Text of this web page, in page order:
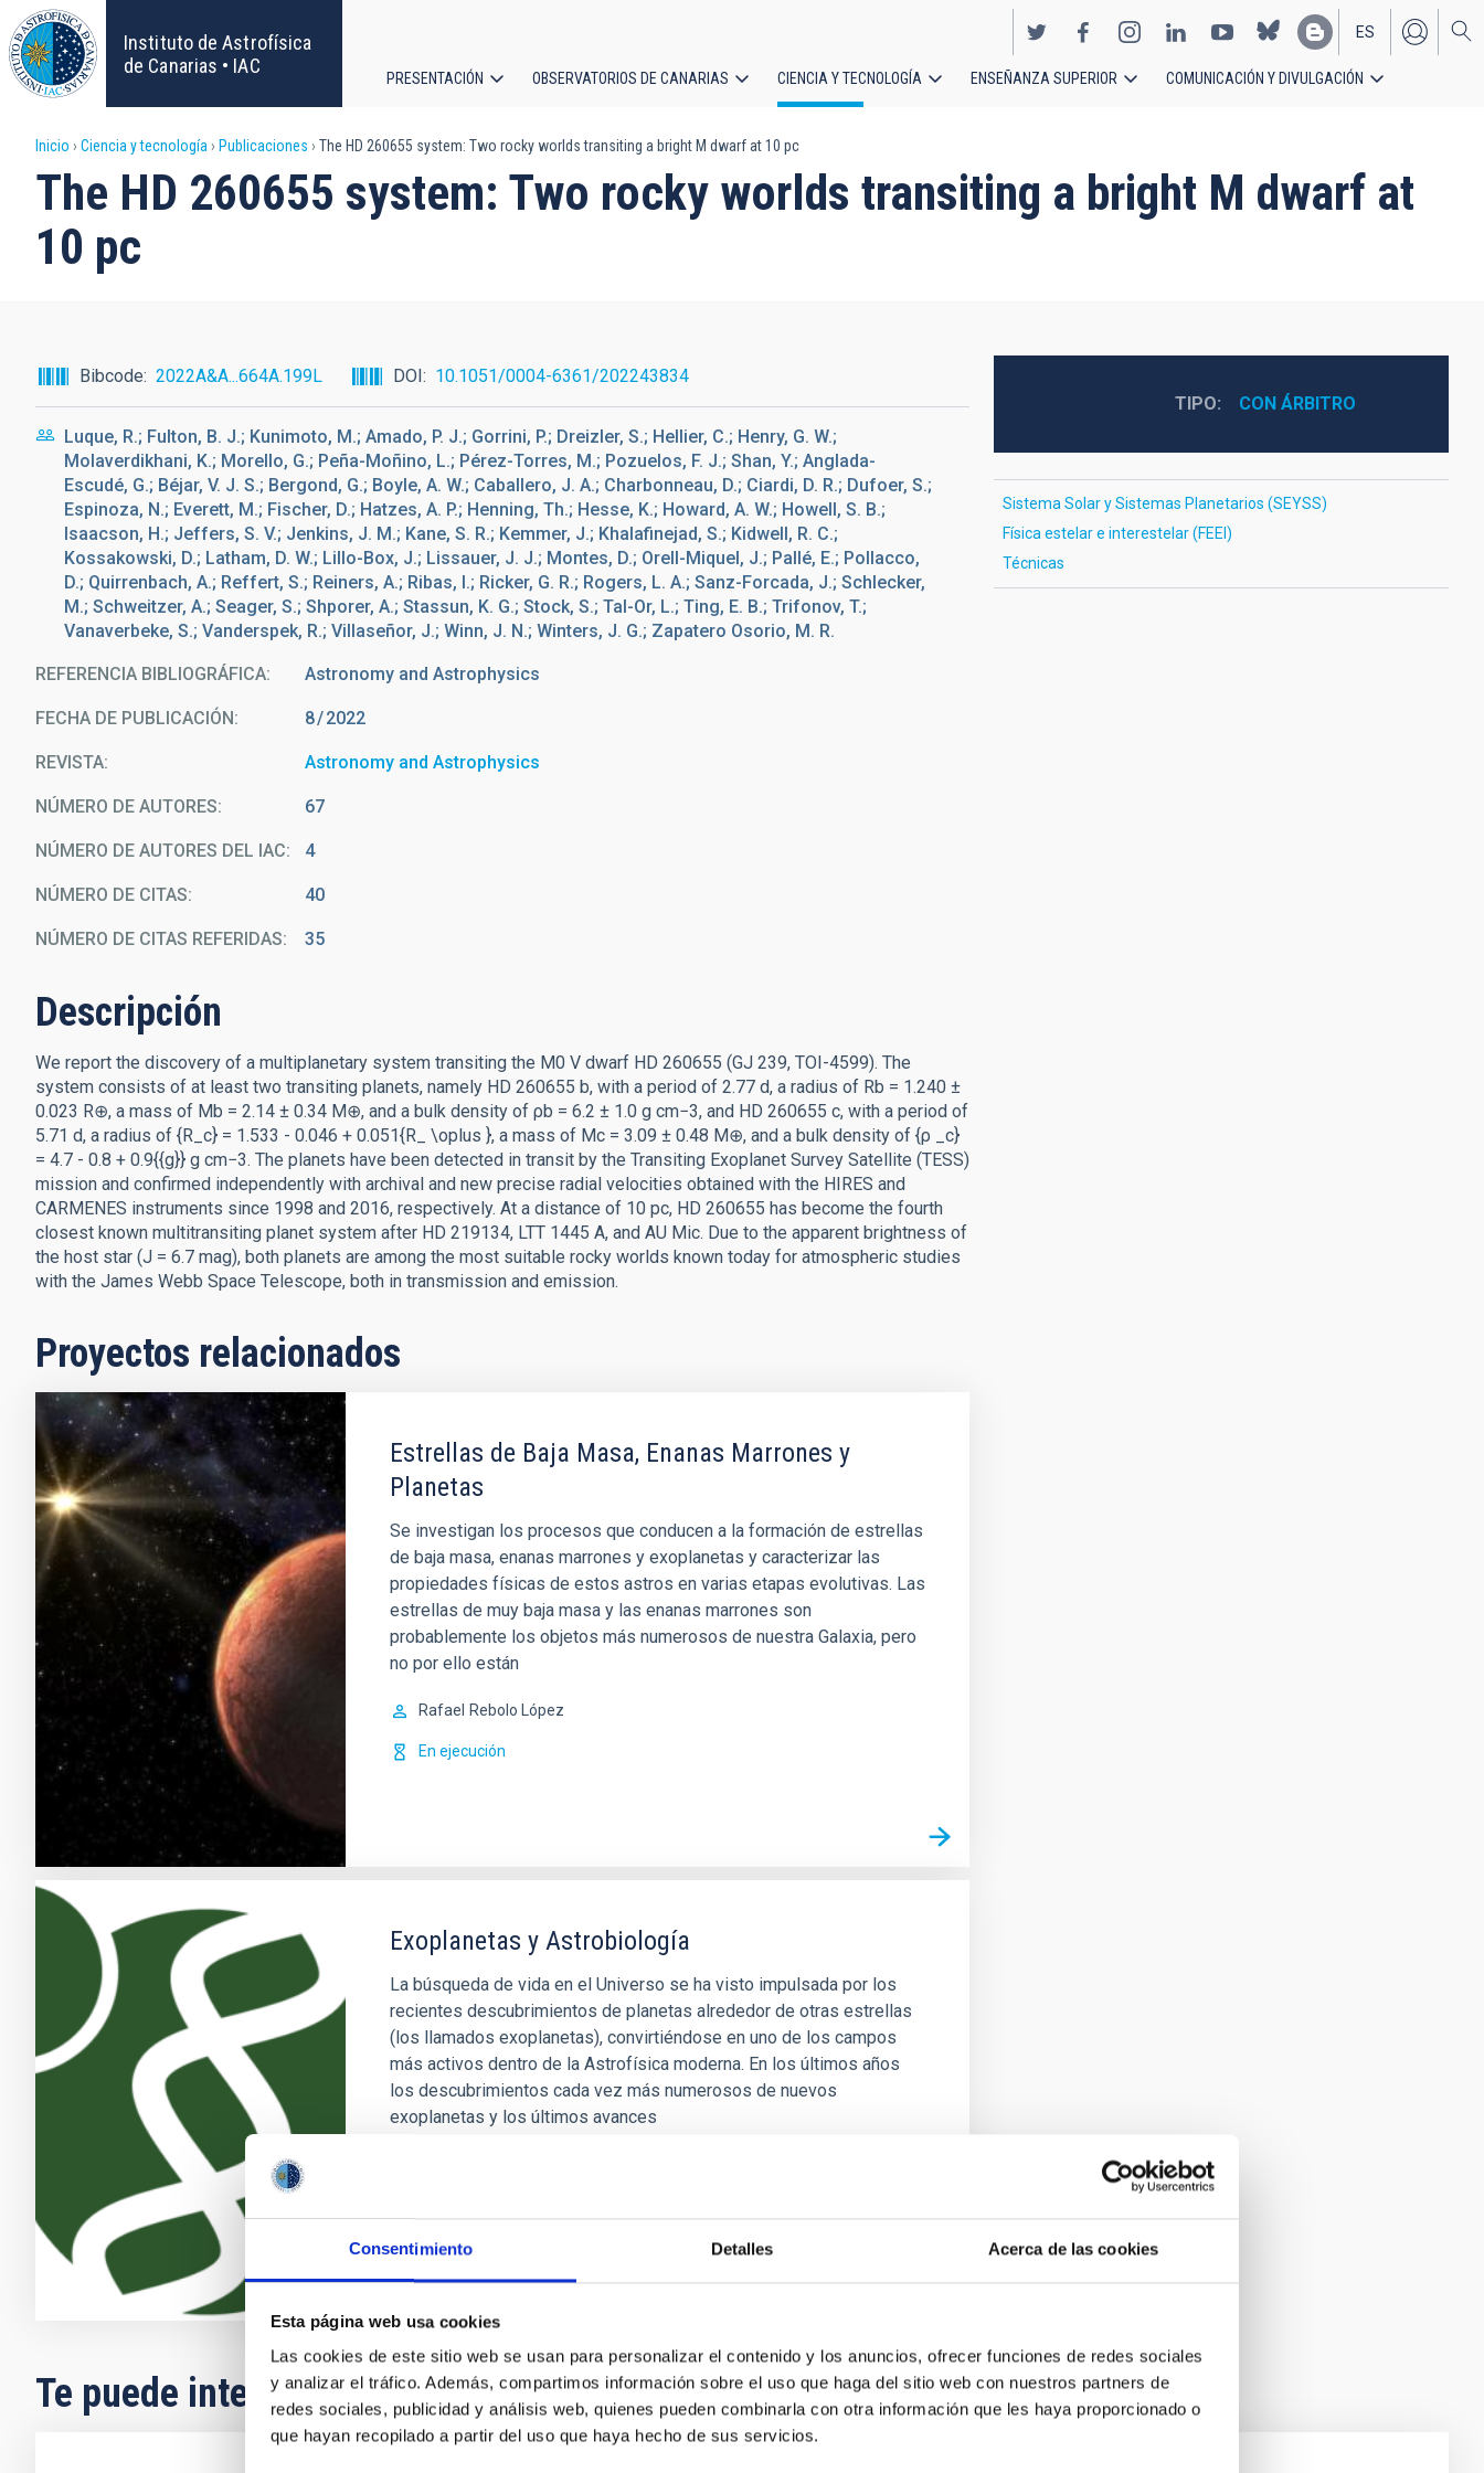
Consentimiento Detalles Acerca de las cookies
Esta página web usa cookies
Las cookies de este sitio web se usan para personalizar el contenido y los anuncios, ofrecer funciones de redes sociales
y analizar el tráfico. Además, compartimos información sobre el uso que haga del sitio web con nuestros partners de
redes sociales, publicidad y análisis web, quienes pueden combinarla con otra información que les haya proporcionado o
que hayan recopilado a partir del uso que haya hecho de sus servicios.
Pasar
al
contenido
principal
Instituto de Astrofísica
de Canarias • IAC
EN
ES
principal
PRESENTACIÓN OBSERVATORIOS DE CANARIAS CIENCIA Y TECNOLOGÍA ENSEÑANZA SUPERIOR COMUNICACIÓN Y DIVULGACIÓN
Sobrescribir
enlaces
de
a
la
navegación
Inicio Ciencia y tecnología Publicaciones The HD 260655 system: Two rocky worlds transiting a bright M dwarf at 10 pc
The HD 260655 system: Two rocky worlds transiting a bright M dwarf at
10 pc
Bibcode 2022A&A...664A.199L DOI 10.1051/0004-6361/202243834
Luque, R.; Fulton, B. J.; Kunimoto, M.; Amado, P. J.; Gorrini, P.; Dreizler, S.; Hellier, C.; Henry, G. W.;
Molaverdikhani, K.; Morello, G.; Peña-Moñino, L.; Pérez-Torres, M.; Pozuelos, F. J.; Shan, Y.; Anglada-
Escudé, G.; Béjar, V. J. S.; Bergond, G.; Boyle, A. W.; Caballero, J. A.; Charbonneau, D.; Ciardi, D. R.; Dufoer, S.;
Espinoza, N.; Everett, M.; Fischer, D.; Hatzes, A. P.; Henning, Th.; Hesse, K.; Howard, A. W.; Howell, S. B.;
Isaacson, H.; Jeffers, S. V.; Jenkins, J. M.; Kane, S. R.; Kemmer, J.; Khalafinejad, S.; Kidwell, R. C.;
Kossakowski, D.; Latham, D. W.; Lillo-Box, J.; Lissauer, J. J.; Montes, D.; Orell-Miquel, J.; Pallé, E.; Pollacco,
D.; Quirrenbach, A.; Reffert, S.; Reiners, A.; Ribas, I.; Ricker, G. R.; Rogers, L. A.; Sanz-Forcada, J.; Schlecker,
M.; Schweitzer, A.; Seager, S.; Shporer, A.; Stassun, K. G.; Stock, S.; Tal-Or, L.; Ting, E. B.; Trifonov, T.;
Vanaverbeke, S.; Vanderspek, R.; Villaseñor, J.; Winn, J. N.; Winters, J. G.; Zapatero Osorio, M. R.
REFERENCIA BIBLIOGRÁFICA Astronomy and Astrophysics
FECHA DE PUBLICACIÓN: 8 2022
REVISTA Astronomy and Astrophysics
NÚMERO DE AUTORES 67
NÚMERO DE AUTORES DEL IAC 4
NÚMERO DE CITAS 40
NÚMERO DE CITAS REFERIDAS 35
Descripción
We report the discovery of a multiplanetary system transiting the M0 V dwarf HD 260655 (GJ 239, TOI-4599). The
system consists of at least two transiting planets, namely HD 260655 b, with a period of 2.77 d, a radius of Rb = 1.240 ±
0.023 R⊕, a mass of Mb = 2.14 ± 0.34 M⊕, and a bulk density of ρb = 6.2 ± 1.0 g cm−3, and HD 260655 c, with a period of
5.71 d, a radius of {R_c} = 1.533 - 0.046 + 0.051{R_ \oplus }, a mass of Mc = 3.09 ± 0.48 M⊕, and a bulk density of {ρ _c}
= 4.7 - 0.8 + 0.9{{g}} g cm−3. The planets have been detected in transit by the Transiting Exoplanet Survey Satellite (TESS)
mission and confirmed independently with archival and new precise radial velocities obtained with the HIRES and
CARMENES instruments since 1998 and 2016, respectively. At a distance of 10 pc, HD 260655 has become the fourth
closest known multitransiting planet system after HD 219134, LTT 1445 A, and AU Mic. Due to the apparent brightness of
the host star (J = 6.7 mag), both planets are among the most suitable rocky worlds known today for atmospheric studies
with the James Webb Space Telescope, both in transmission and emission.
Proyectos relacionados
Estrellas de Baja Masa, Enanas Marrones y
Planetas
Se investigan los procesos que conducen a la formación de estrellas
de baja masa, enanas marrones y exoplanetas y caracterizar las
propiedades físicas de estos astros en varias etapas evolutivas. Las
estrellas de muy baja masa y las enanas marrones son
probablemente los objetos más numerosos de nuestra Galaxia, pero
no por ello están
Rafael Rebolo López
En ejecución
Exoplanetas y Astrobiología
La búsqueda de vida en el Universo se ha visto impulsada por los
recientes descubrimientos de planetas alrededor de otras estrellas
(los llamados exoplanetas), convirtiéndose en uno de los campos
más activos dentro de la Astrofísica moderna. En los últimos años
los descubrimientos cada vez más numerosos de nuevos
exoplanetas y los últimos avances
TIPO CON ÁRBITRO
Sistema Solar y Sistemas Planetarios (SEYSS)
Física estelar e interestelar (FEEI)
Técnicas
Te puede interesar